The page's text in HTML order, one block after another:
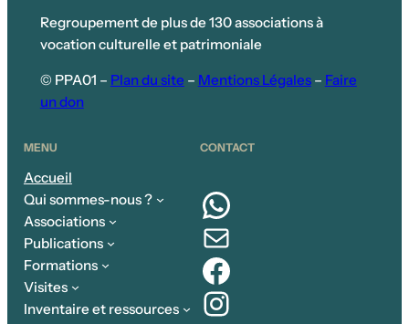
Regroupement de plus de 130 associations à
vocation culturelle et patrimoniale
© PPA01 – Plan du site – Mentions Légales– Faire
un don
MENU
Accueil
Qui sommes-nous ?
Associations
Publications
Formations
Visites
Inventaire et ressources
CONTACT
WhatsApp
E-mail
Facebook
Instagram